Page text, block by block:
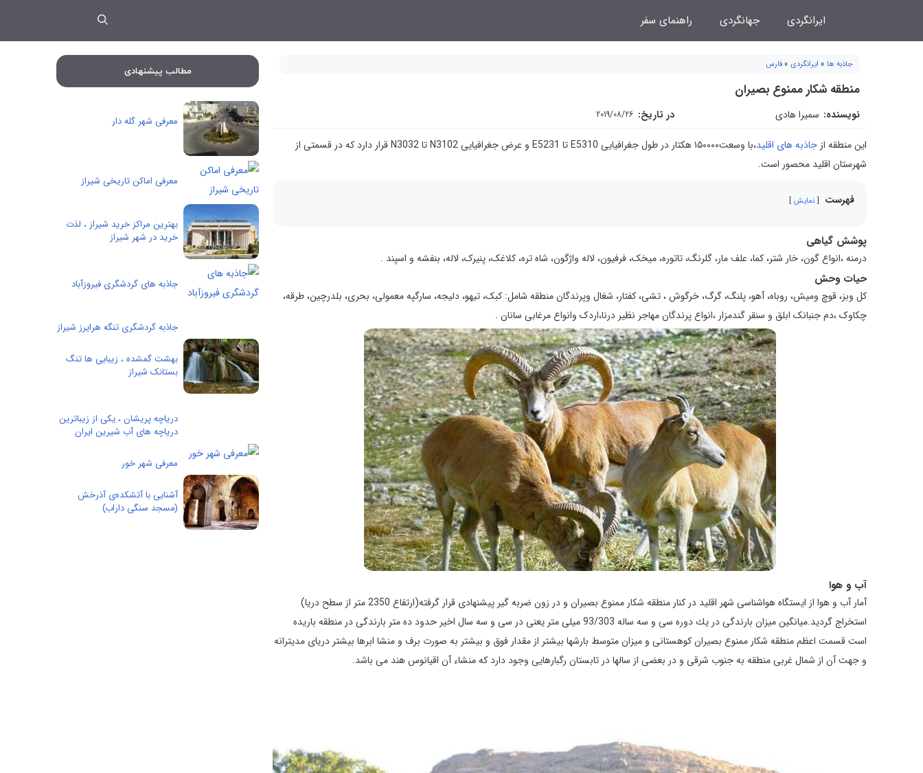
ایرانگردی جهانگردی راهنمای سفر
جاذبه ها » ایرانگردی » فارس
منطقه شکار ممنوع بصیران
نویسنده: سمیرا هادی در تاریخ: 2019/08/26
این منطقه از جاذبه های اقلید
،با وسعت۱۵۰۰۰۰ هکتار در طول جغرافیایی E5310 تا E5231 و عرض جغرافیایی N3102 تا N3032 قرار دارد که در قسمتی از
شهرستان اقلید محصور است.
فهرست نمایش
پوشش گیاهی
درمنه ،انواع گون، خار شتر، کما، علف مار، گلرنگ، تاتوره، میخک، فرفیون، لاله واژگون، شاه تره، کلاغک، پنیرک، لاله، بنفشه و اسپند .
حیات وحش
کل وبز، قوچ ومیش، روباه، آهو، پلنگ، گرگ، خرگوش ، تشی، کفتار، شغال وپرندگان منطقه شامل: کبک، تیهو، دلیجه، سارگپه معمولی، بحری، بلدرچین، طرقه،
چکاوک ،دم جنبانک ابلق و سنقر گندمزار ،انواع پرندگان مهاجر نظیر درنا،اردک وانواع مرغابی سانان .
آب و هوا
آمار آب و هوا از ایستگاه هواشناسی شهر اقلید در كنار منطقه شكار ممنوع بصیران و در زون ضربه گیر پیشنهادی قرار گرفته(ارتفاع 2350 متر از سطح دریا)
استخراج گردید.میانگین میزان بارندگی در یك دوره سی و سه ساله 93/303 میلی متر یعنی در سی و سه سال اخیر حدود ده متر بارندگی در منطقه باریده
است قسمت اعظم منطقه شكار ممنوع بصیران كوهستانی و میزان متوسط بارشها بیشتر از مقدار فوق و بیشتر به صورت برف و منشا ابرها بیشتر دریای مدیترانه
و جهت آن از شمال غربی منطقه به جنوب شرقی و در بعضی از سالها در تابستان رگبارهایی وجود دارد كه منشاء آن اقیانوس هند می باشد.
مطالب پیشنهادی
معرفی شهر گله دار
معرفی اماکن تاریخی شیراز
بهترین مراکز خرید شیراز ، لذت
خرید در شهر شیراز
جاذبه های گردشگری فیروزآباد
جاذبه گردشگری تنگه هرایرز شیراز
بهشت گمشده ، زیبایی ها تنگ
بستانک شیراز
دریاچه پریشان ، یکی از زیباترین
دریاچه‌ های آب شیرین ایران
معرفی شهر خور
آشنایی با آتشکده‌ی آذرخش
(مسجد سنگی داراب)